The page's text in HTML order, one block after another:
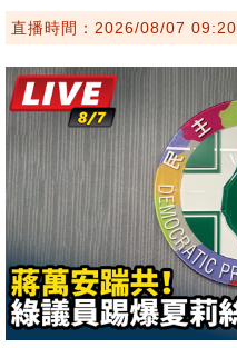
直播時間：2026/08/07 09:20